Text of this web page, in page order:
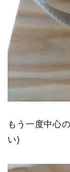
もう一度中心
い)